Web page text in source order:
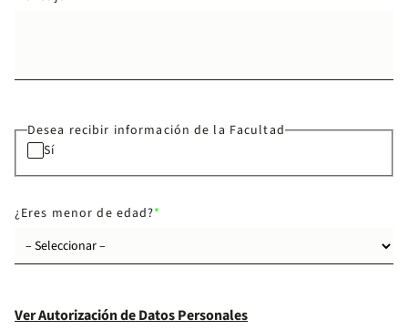
Desea recibir información de la Facultad
Sí
¿Eres menor de edad?
Ver Autorización de Datos Personales